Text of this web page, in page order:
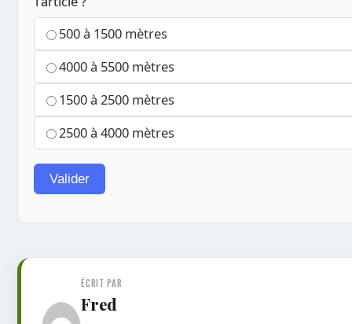
500 à 1500 mètres
4000 à 5500 mètres
1500 à 2500 mètres
2500 à 4000 mètres
Valider
ÉCRIT PAR
Fred